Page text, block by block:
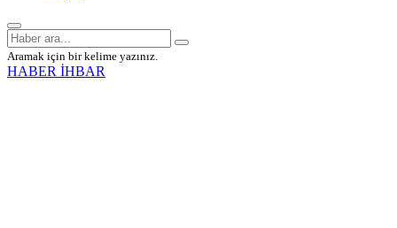
Aramak için bir kelime yazınız.
HABER İHBAR